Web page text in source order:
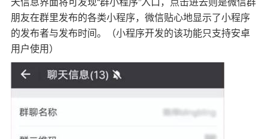
朋友在群里发布的各类小程序，微信贴心地显示了小程序
的发布者与发布时间。（小程序开发的该功能只支持安卓
用户使用）